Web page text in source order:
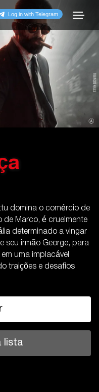
domina o comércio de
de Marco, é cruelmente
determinado a vingar
seu irmão George, para
uma implacável
traições e desafios
lista